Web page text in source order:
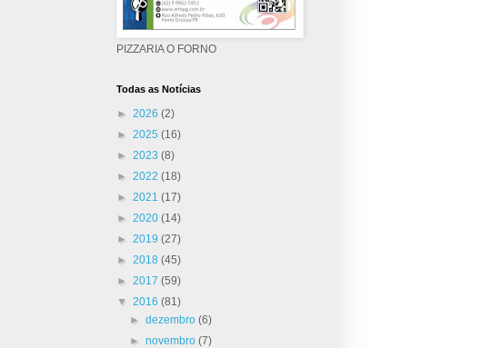
PIZZARIA O FORNO
Todas as Notícias
► 2026 (2)
► 2025 (16)
► 2023 (8)
► 2022 (18)
► 2021 (17)
► 2020 (14)
► 2019 (27)
► 2018 (45)
► 2017 (59)
▼ 2016 (81)
►dezembro(6)
►novembro(7)